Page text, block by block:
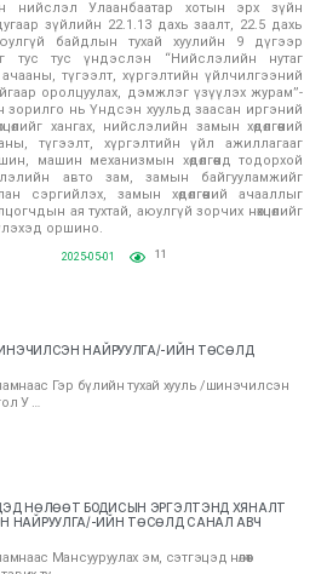
нийслэл Улаанбаатар хотын эрх зүйн
зүйлийн 22.1.13 дахь заалт, 22.5 дахь
аюулгүй байдлын тухай хуулийн 9 дүгээр
тус тус үндэслэн “Нийслэлийн нутаг
ачааны, түгээлт, хүргэлтийн үйлчилгээний
оролцуулах, дэмжлэг үзүүлэх журам”-
зорилго нь Үндсэн хуульд заасан иргэний
хангах, нийслэлийн замын хөдөлгөөний
түгээлт, хүргэлтийн үйл ажиллагааг
машин механизмын хөдөлгөөнд тодорхой
авто зам, замын байгууламжийг
сэргийлэх, замын хөдөлгөөний ачааллыг
ая тухтай, аюулгүй зорчих нөхцөлийг
оршино.
2025-05-01 11
НАЙРУУЛГА/-ИЙН ТӨСӨЛД
Гэр бүлийн тухай хууль /шинэчилсэн
У …
НӨЛӨӨТ БОДИСЫН ЭРГЭЛТЭНД ХЯНАЛТ
НАЙРУУЛГА/-ИЙН ТӨСӨЛД САНАЛ АВЧ
Мансууруулах эм, сэтгэцэд нөлөөт